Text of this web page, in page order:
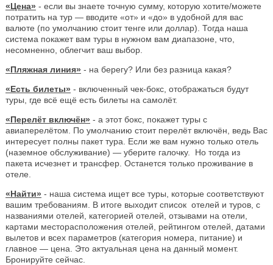
«Цена» - если вы знаете точную сумму, которую хотите/можете
потратить на тур — вводите «от» и «до» в удобной для вас
валюте (по умолчанию стоит тенге или доллар). Тогда наша
система покажет вам туры в нужном вам диапазоне, что,
несомненно, облегчит ваш выбор.
«Пляжная линия» - на берегу? Или без разница какая?
«Есть билеты» - включенный чек-бокс, отображаться будут
туры, где всё ещё есть билеты на самолёт.
«Перелёт включён» - а этот бокс, покажет туры с
авиаперелётом. По умолчанию стоит перелёт включён, ведь Вас
интересует полны пакет тура. Если же вам нужно только отель
(наземное обслуживание) — уберите галочку. Но тогда из
пакета исчезнет и трансфер. Останется только проживание в
отеле.
«Найти» - наша система ищет все туры, которые соответствуют
вашим требованиям. В итоге выходит список отелей и туров, с
названиями отелей, категорией отелей, отзывами на отели,
картами месторасположения отелей, рейтингом отелей, датами
вылетов и всех параметров (категория номера, питание) и
главное — цена. Это актуальная цена на данный момент.
Бронируйте сейчас.